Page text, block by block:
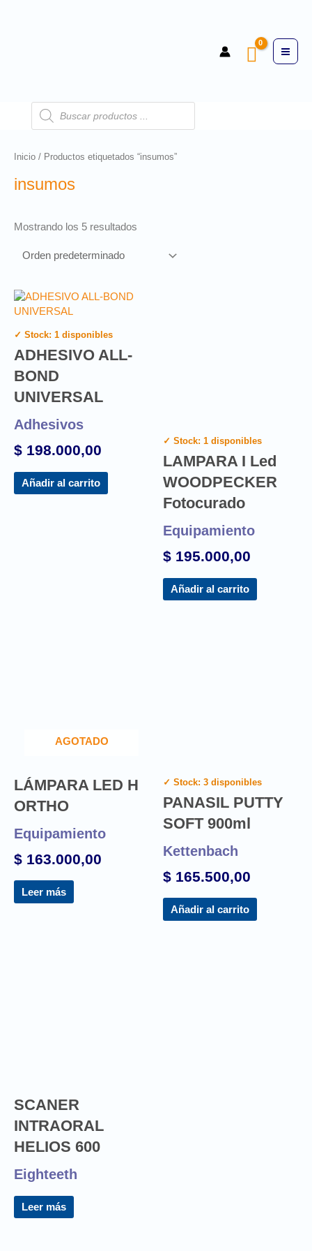
Inicio / Productos etiquetados “insumos”
insumos
Mostrando los 5 resultados
✓ Stock: 1 disponibles
ADHESIVO ALL-
BOND
UNIVERSAL
Adhesivos
$ 198.000,00
Añadir al carrito
✓ Stock: 1 disponibles
LAMPARA I Led
WOODPECKER
Fotocurado
Equipamiento
$ 195.000,00
Añadir al carrito
AGOTADO
LÁMPARA LED H
ORTHO
Equipamiento
$ 163.000,00
Leer más
✓ Stock: 3 disponibles
PANASIL PUTTY
SOFT 900ml
Kettenbach
$ 165.500,00
Añadir al carrito
SCANER
INTRAORAL
HELIOS 600
Eighteeth
Leer más